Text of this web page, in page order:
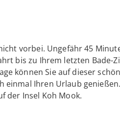
vorbei. Ungefähr 45
bis zu Ihrem letzten Bade-
können Sie auf dieser
einmal Ihren Urlaub genießen.
der Insel Koh Mook.